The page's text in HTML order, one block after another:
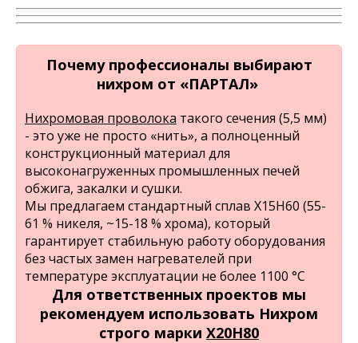
Почему профессионалы выбирают
нихром от «ПАРТАЛ»
Нихромовая проволока такого сечения (5,5 мм)
- это уже не просто «нить», а полноценный
конструкционный материал для
высоконагруженных промышленных печей
обжига, закалки и сушки.
Мы предлагаем стандартный сплав Х15Н60 (55-
61 % никеля, ~15-18 % хрома), который
гарантирует стабильную работу оборудования
без частых замен нагревателей при
температуре эксплуатации не более 1100 °C
Для ответственных проектов мы
рекомендуем использовать Нихром
строго марки Х20Н80